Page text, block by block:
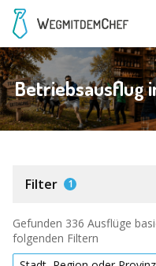
Betriebsausflug
Filter 1
Gefunden 336 Ausflüge
folgenden Filtern